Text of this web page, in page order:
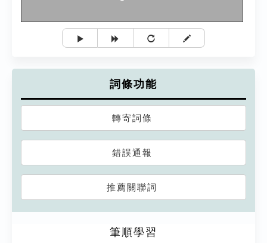
詞條功能
轉寄詞條
錯誤通報
推薦關聯詞
筆順學習